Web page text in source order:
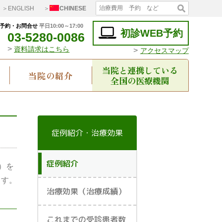
＞ENGLISH ＞ CHINESE
約・お問合せ 平日10:00～17:00
03-5280-0086
> 資料請求はこちら
初診WEB予約
> アクセスマップ
当院の紹介
当院と連携している
全国の医療機関
を
。
症例紹介・治療効果
症例紹介
治療効果（治療成績）
これまでの受診患者数